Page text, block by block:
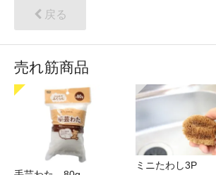
戻る
売れ筋商品
ミニたわし3P